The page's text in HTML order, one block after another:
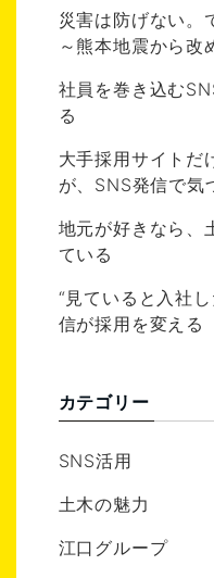
災害は防げない。
～熊本地震から改
社員を巻き込む
る
大手採用サイトだ
が、SNS発信で気
地元が好きなら、
ている
“見ていると入社
信が採用を変える
カテゴリー
SNS活用
土木の魅力
江口グループ